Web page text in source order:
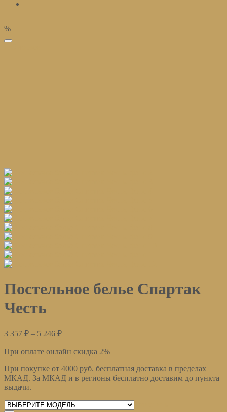
%
Постельное белье Спартак
Честь
3 357 ₽ – 5 246 ₽
При оплате онлайн скидка 2%
При покупке от 4000 руб. бесплатная доставка в пределах
МКАД. За МКАД и в регионы бесплатно доставим до пункта
выдачи.